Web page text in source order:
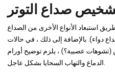
صداع التوتر
استبعاد الأنواع الأخرى من الصداع
دواء). بالإضافة إلى ذلك ، في حالات
(تشوهات عصبية؟) ، يلزم توضيح أورام